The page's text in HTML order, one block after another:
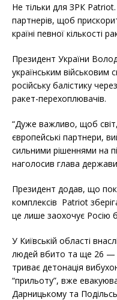
Не тільки для ЗРК
партнерів, щоб
країні певної кількості
Президент України
українським військовим
російську балістику
ракет-перехоплювачів.
“Дуже важливо, щоб
європейські партнери,
сильними рішеннями на
наголосив глава
Президент додав, що
комплексів Patriot
це лише заохочує Росію
У Київській області
людей вбито та ще 26 —
триває детонація
“прильоту”, вже
Дарницькому та